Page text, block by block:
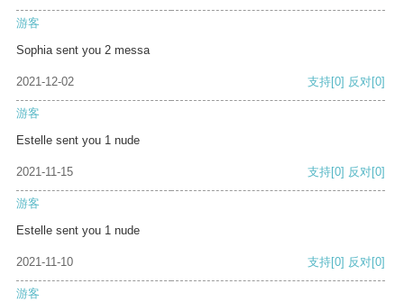
游客
Sophia sent you 2 messa
2021-12-02 支持[0] 反对[0]
游客
Estelle sent you 1 nude
2021-11-15 支持[0] 反对[0]
游客
Estelle sent you 1 nude
2021-11-10 支持[0] 反对[0]
游客